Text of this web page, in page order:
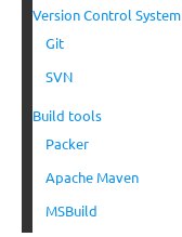
Version Control System
Git
SVN
Build tools
Packer
Apache Maven
MSBuild